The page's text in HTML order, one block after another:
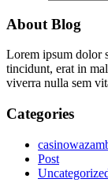
About Blog
Lorem ipsum dolor
tincidunt, erat in
viverra nulla sem
Categories
Post